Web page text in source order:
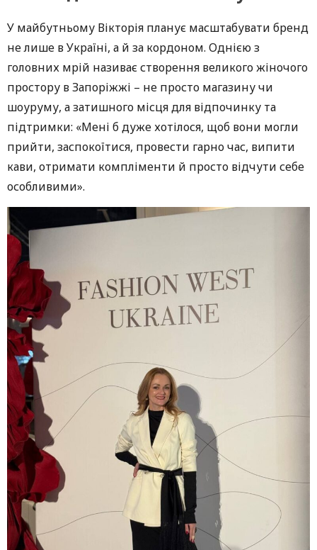
У майбутньому Вікторія планує масштабувати бренд
не лише в Україні, а й за кордоном. Однією з
головних мрій називає створення великого жіночого
простору в Запоріжжі – не просто магазину чи
шоуруму, а затишного місця для відпочинку та
підтримки: «Мені б дуже хотілося, щоб вони могли
прийти, заспокоїтися, провести гарно час, випити
кави, отримати компліменти й просто відчути себе
особливими».